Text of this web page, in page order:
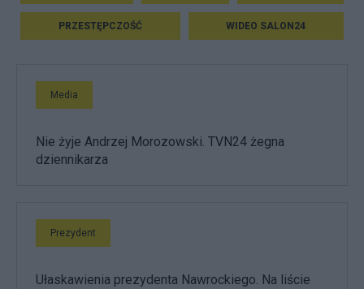
PRZESTĘPCZOŚĆ WIDEO SALON24
Media
Nie żyje Andrzej Morozowski. TVN24 żegna
dziennikarza
Prezydent
Ułaskawienia prezydenta Nawrockiego. Na liście